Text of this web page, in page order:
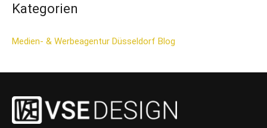
Kategorien
Medien- & Werbeagentur Düsseldorf Blog